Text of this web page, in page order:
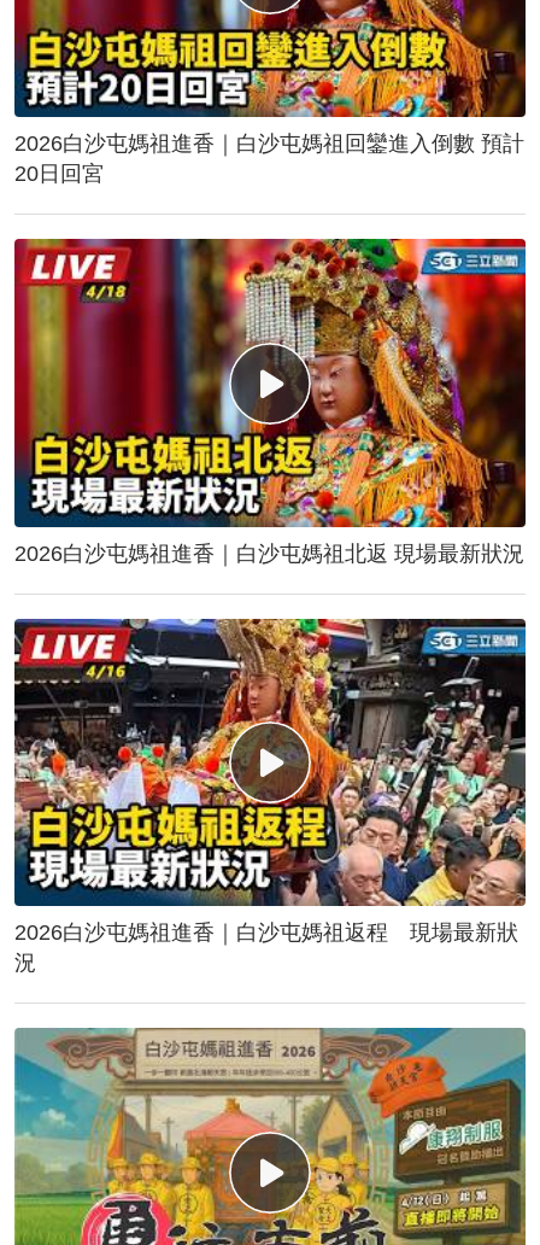
2026白沙屯媽祖進香｜白沙屯媽祖回鑾進入倒數 預計
20日回宮
2026白沙屯媽祖進香｜白沙屯媽祖北返 現場最新狀況
2026白沙屯媽祖進香｜白沙屯媽祖返程 現場最新狀
況